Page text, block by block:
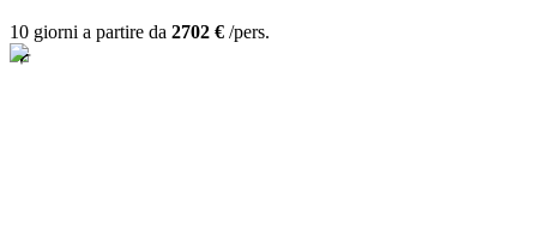
10 giorni a partire da 2702 € /pers.